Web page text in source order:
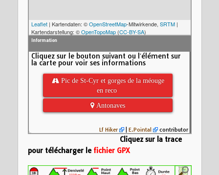
Leaflet| Kartendaten: ©OpenStreetMap-Mitwirkende, SRTM|
Kartendarstellung: ©OpenTopoMap(CC-BY-SA)
 Pic de St-Cyr et gorges de la méouge
en reco
 Antonaves
Information
Cliquez sur le bouton suivant ou l′élément sur
la carte pour voir ses informations
Lf Hiker | E.Pointal contributor
Cliquez sur la trace
pour télécharger le fichier GPX